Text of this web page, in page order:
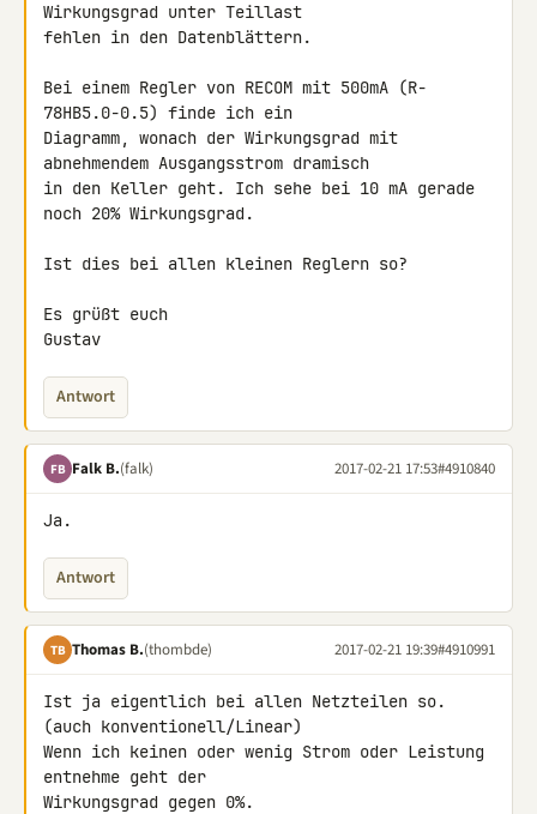
Wirkungsgrad unter Teillast
fehlen in den Datenblättern.
Bei einem Regler von RECOM mit 500mA (R-
78HB5.0-0.5) finde ich ein
Diagramm, wonach der Wirkungsgrad mit
abnehmendem Ausgangsstrom dramisch
in den Keller geht. Ich sehe bei 10 mA gerade
noch 20% Wirkungsgrad.
Ist dies bei allen kleinen Reglern so?
Es grüßt euch
Gustav
Antwort
FB Falk B.(falk) 2017-02-21 17:53#4910840
Ja.
Antwort
TB Thomas B.(thombde) 2017-02-21 19:39#4910991
Ist ja eigentlich bei allen Netzteilen so.
(auch konventionell/Linear)
Wenn ich keinen oder wenig Strom oder Leistung
entnehme geht der
Wirkungsgrad gegen 0%.